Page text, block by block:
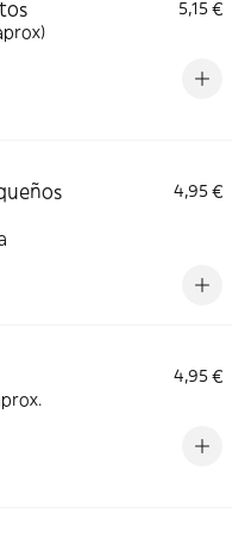
5,15 €
4,95 €
4,95 €